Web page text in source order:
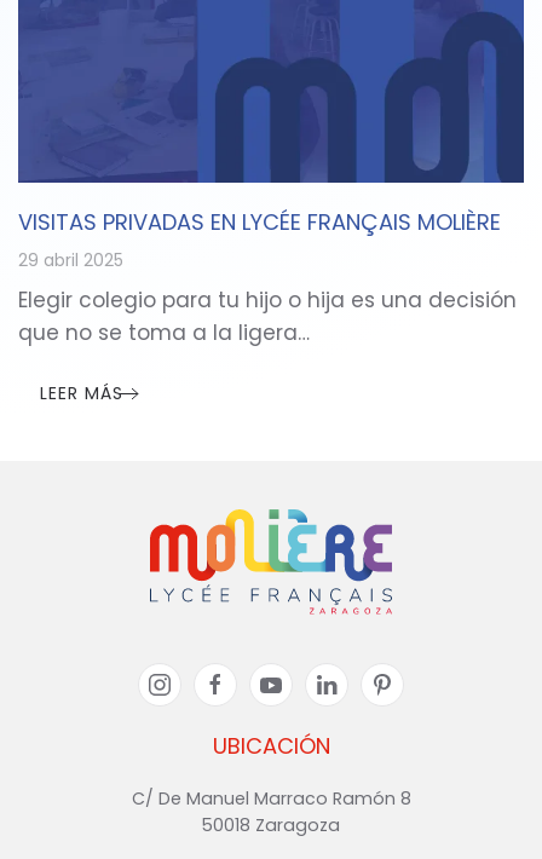
VISITAS PRIVADAS EN LYCÉE FRANÇAIS MOLIÈRE
29 abril 2025
Elegir colegio para tu hijo o hija es una decisión
que no se toma a la ligera…
LEER MÁS
UBICACIÓN
C/ De Manuel Marraco Ramón 8
50018 Zaragoza